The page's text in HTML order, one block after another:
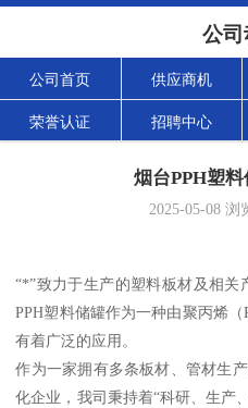
公
公司首页 供应商机
荣誉认证 招聘中心
烟台PPH塑
2025-05-08浏
“*”致力于生产的塑料板材及相关
PPH塑料储罐作为一种由聚丙烯
有着广泛的应用。
作为一家拥有多条板材、管材生
化企业，我司秉持着“科研、生产